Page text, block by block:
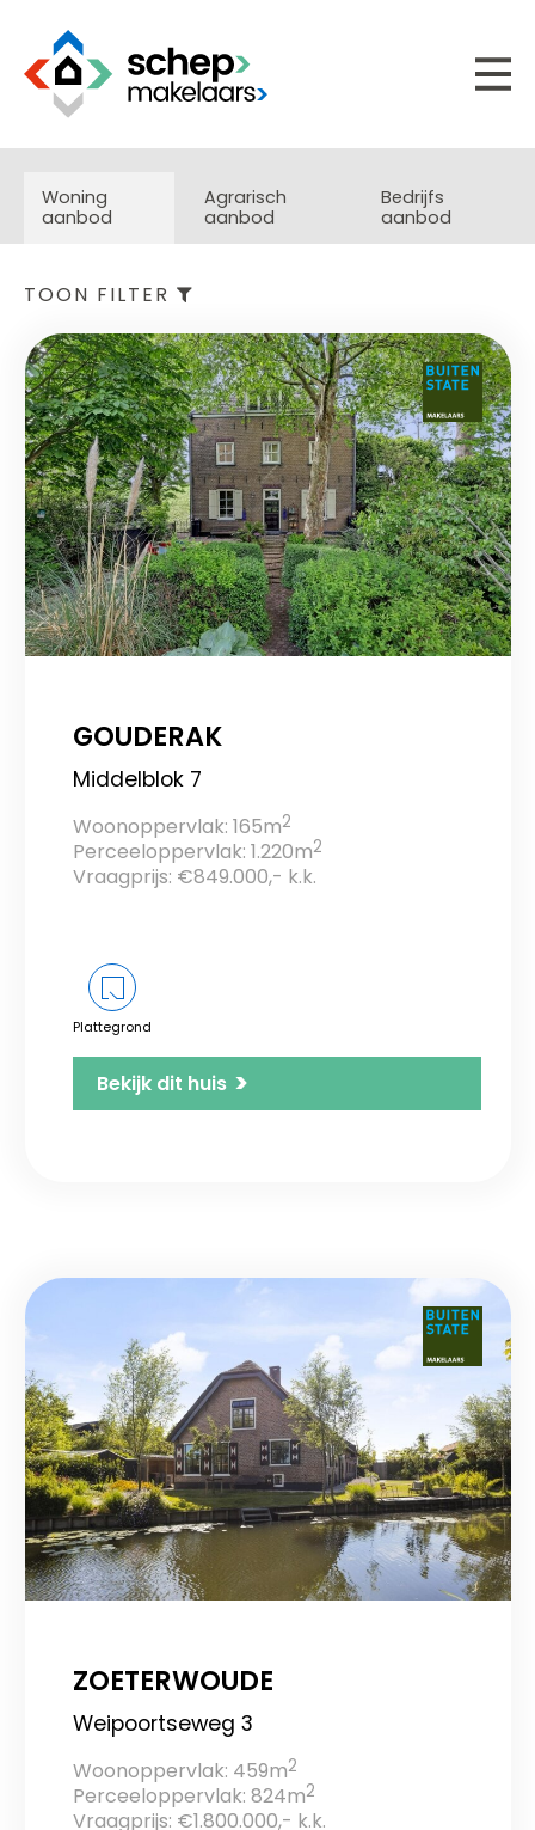
Woning
aanbod
Agrarisch
aanbod
Bedrijfs
aanbod
TOON FILTER
GOUDERAK
Middelblok 7
Woonoppervlak: 165m2
Perceeloppervlak: 1.220m2
Vraagprijs: €849.000,- k.k.
Plattegrond
Bekijk dit huis >
ZOETERWOUDE
Weipoortseweg 3
Woonoppervlak: 459m2
Perceeloppervlak: 824m2
Vraagprijs: €1.800.000,- k.k.